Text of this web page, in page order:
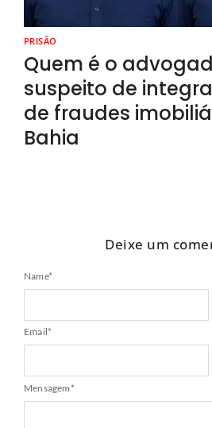
PRISÃO
Quem é o
suspeito de
de fraudes
Bahia
Deixe um
Name*
Email*